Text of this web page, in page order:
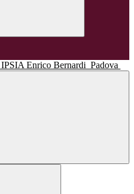
IPSIA Enrico Bernardi Padova